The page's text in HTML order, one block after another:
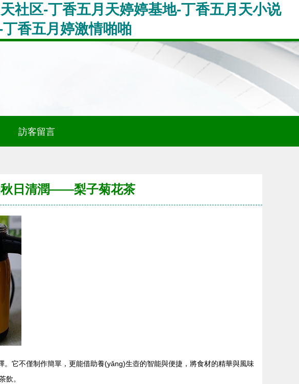
社区-丁香五月天婷婷基地-丁香五月天小说
香五月婷激情啪啪
訪客留言
秋日清潤——梨子菊花茶
它不僅制作簡單，更能借助養(yǎng)生壺的智能與便捷，將食材的精華與風味
飲。